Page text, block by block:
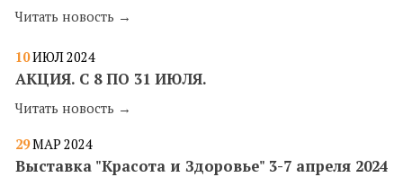
Читать новость →
10ИЮЛ2024
​АКЦИЯ. С 8 ПО 31 ИЮЛЯ.
Читать новость →
29МАР 2024
Выставка "Красота и Здоровье" 3-7 апреля 2024